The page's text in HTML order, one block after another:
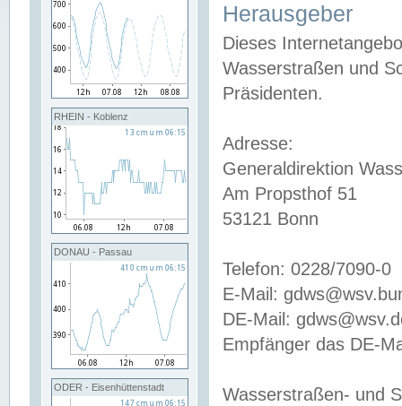
RHEIN - Koblenz
DONAU - Passau
ODER - Eisenhüttenstadt
Herausgeber
Dieses
Wasserstraßen und
Präsidenten.
Adresse:
Generaldirektion
Am Propsthof 51
53121 Bonn
Telefon: 0228/7090-0
E-Mail:
DE-Mail:
Empfänger das DE-
Wasserstraßen- und